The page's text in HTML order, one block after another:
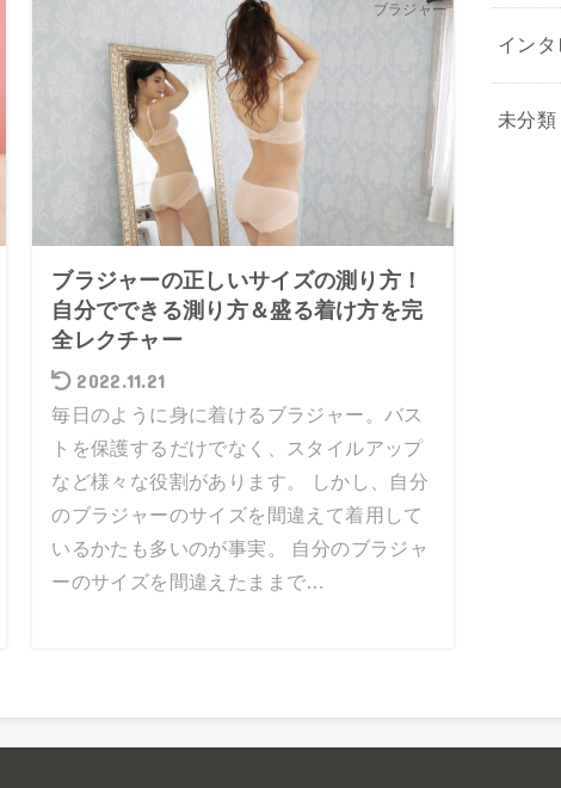
ブラジャー
ブラジャーの正しいサイズの測り方！
自分でできる測り方＆盛る着け方を完
全レクチャー
2022.11.21
毎日のように身に着けるブラジャー。バス
トを保護するだけでなく、スタイルアップ
など様々な役割があります。 しかし、自分
のブラジャーのサイズを間違えて着用して
いるかたも多いのが事実。 自分のブラジャ
ーのサイズを間違えたままで…
インタ
未分類